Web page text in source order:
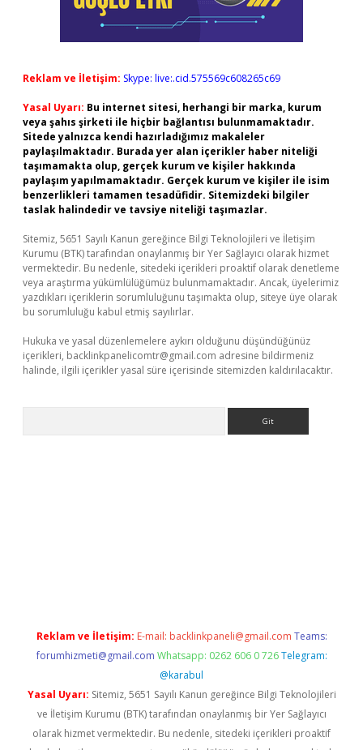
Reklam ve İletişim: Skype: live:.cid.575569c608265c69
Yasal Uyarı: Bu internet sitesi, herhangi bir marka, kurum
veya şahıs şirketi ile hiçbir bağlantısı bulunmamaktadır.
Sitede yalnızca kendi hazırladığımız makaleler
paylaşılmaktadır. Burada yer alan içerikler haber niteliği
taşımamakta olup, gerçek kurum ve kişiler hakkında
paylaşım yapılmamaktadır. Gerçek kurum ve kişiler ile isim
benzerlikleri tamamen tesadüfidir. Sitemizdeki bilgiler
taslak halindedir ve tavsiye niteliği taşımazlar.
Sitemiz, 5651 Sayılı Kanun gereğince Bilgi Teknolojileri ve İletişim
Kurumu (BTK) tarafından onaylanmış bir Yer Sağlayıcı olarak hizmet
vermektedir. Bu nedenle, sitedeki içerikleri proaktif olarak denetleme
veya araştırma yükümlülüğümüz bulunmamaktadır. Ancak, üyelerimiz
yazdıkları içeriklerin sorumluluğunu taşımakta olup, siteye üye olarak
bu sorumluluğu kabul etmiş sayılırlar.
Hukuka ve yasal düzenlemelere aykırı olduğunu düşündüğünüz
içerikleri, backlinkpanelicomtr@gmail.com adresine bildirmeniz
halinde, ilgili içerikler yasal süre içerisinde sitemizden kaldırılacaktır.
Reklam ve İletişim: E-mail: backlinkpaneli@gmail.com Teams:
forumhizmeti@gmail.com Whatsapp: 0262 606 0 726 Telegram:
@karabul
Yasal Uyarı: Sitemiz, 5651 Sayılı Kanun gereğince Bilgi Teknolojileri
ve İletişim Kurumu (BTK) tarafından onaylanmış bir Yer Sağlayıcı
olarak hizmet vermektedir. Bu nedenle, sitedeki içerikleri proaktif